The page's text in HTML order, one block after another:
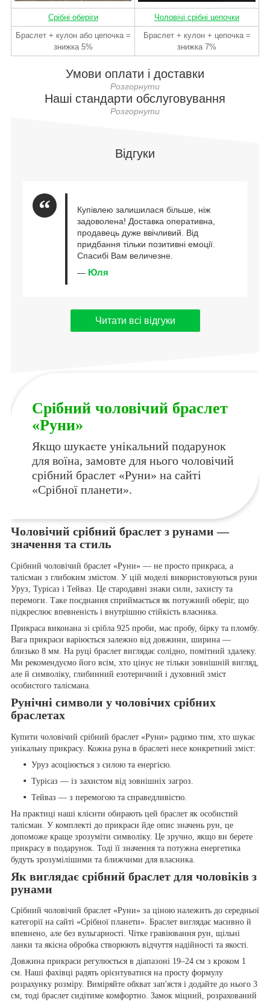
Срібні оберіги
Чоловічі срібні цепочки
Браслет + кулон або цепочка =
знижка 5%
Браслет + кулон + цепочка =
знижка 7%
Умови оплати і доставки
Наші стандарти обслуговування
Відгуки
Купівлею залишилася більше, ніж
задоволена! Доставка оперативна,
продавець дуже ввічливий. Від
придбання тільки позитивні емоції.
Спасибі Вам величезне.
— Юля
Читати всі відгуки
Срібний чоловічий браслет
«Руни»
Якщо шукаєте унікальний подарунок
для воїна, замовте для нього чоловічий
срібний браслет «Руни» на сайті
«Срібної планети».
Чоловічий срібний браслет з рунами —
значення та стиль
Срібний чоловічий браслет «Руни» — не просто прикраса, а
талісман з глибоким змістом. У цій моделі використовуються руни
Уруз, Турісаз і Тейваз. Це стародавні знаки сили, захисту та
перемоги. Таке поєднання сприймається як потужний оберіг, що
підкреслює впевненість і внутрішню стійкість власника.
Прикраса виконана зі срібла 925 проби, має пробу, бірку та пломбу.
Вага прикраси варіюється залежно від довжини, ширина —
близько 8 мм. На руці браслет виглядає солідно, помітний здалеку.
Ми рекомендуємо його всім, хто цінує не тільки зовнішній вигляд,
але й символіку, глибинний езотеричний і духовний зміст
особистого талісмана.
Рунічні символи у чоловічих срібних
браслетах
Купити чоловічий срібний браслет «Руни» радимо тим, хто шукає
унікальну прикрасу. Кожна руна в браслеті несе конкретний зміст:
Уруз асоціюється з силою та енергією.
Турісаз — із захистом від зовнішніх загроз.
Тейваз — з перемогою та справедливістю.
На практиці наші клієнти обирають цей браслет як особистий
талісман. У комплекті до прикраси йде опис значень рун, це
допоможе краще зрозуміти символіку. Це зручно, якщо ви берете
прикрасу в подарунок. Тоді її значення та потужна енергетика
будуть зрозумілішими та ближчими для власника.
Як виглядає срібний браслет для чоловіків з
рунами
Срібний чоловічий браслет «Руни» за ціною належить до середньої
категорії на сайті «Срібної планети». Браслет виглядає масивно й
впевнено, але без вульгарності. Чітке гравіювання рун, щільні
ланки та якісна обробка створюють відчуття надійності та якості.
Довжина прикраси регулюється в діапазоні 19–24 см з кроком 1
см. Наші фахівці радять орієнтуватися на просту формулу
розрахунку розміру. Виміряйте обхват зап'ястя і додайте до нього 3
см, тоді браслет сидітиме комфортно. Замок міцний, розрахований